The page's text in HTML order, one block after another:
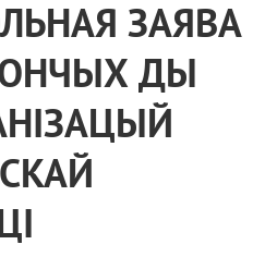
ЗАЯВА
ДЫ